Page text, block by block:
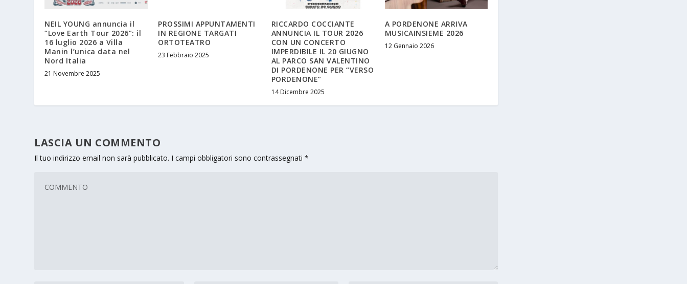
NEIL YOUNG annuncia il
“Love Earth Tour 2026”: il
16 luglio 2026 a Villa
Manin l’unica data nel
Nord Italia
21 Novembre 2025
PROSSIMI APPUNTAMENTI
IN REGIONE TARGATI
ORTOTEATRO
23 Febbraio 2025
RICCARDO COCCIANTE
ANNUNCIA IL TOUR 2026
CON UN CONCERTO
IMPERDIBILE IL 20 GIUGNO
AL PARCO SAN VALENTINO
DI PORDENONE PER “VERSO
PORDENONE”
14 Dicembre 2025
A PORDENONE ARRIVA
MUSICAINSIEME 2026
12 Gennaio 2026
LASCIA UN COMMENTO
Il tuo indirizzo email non sarà pubblicato. I campi obbligatori sono contrassegnati*